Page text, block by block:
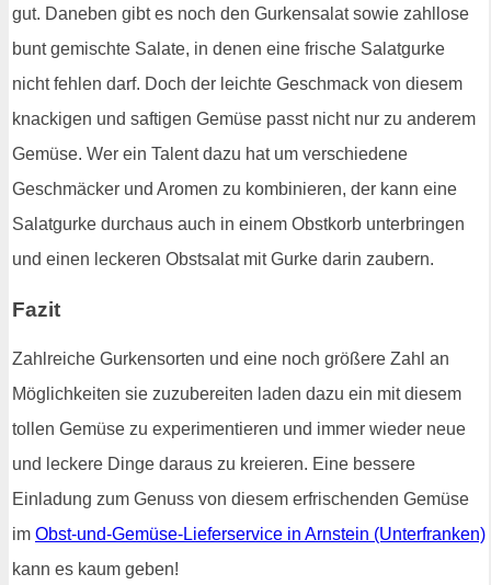
gut. Daneben gibt es noch den Gurkensalat sowie zahllose
bunt gemischte Salate, in denen eine frische Salatgurke
nicht fehlen darf. Doch der leichte Geschmack von diesem
knackigen und saftigen Gemüse passt nicht nur zu anderem
Gemüse. Wer ein Talent dazu hat um verschiedene
Geschmäcker und Aromen zu kombinieren, der kann eine
Salatgurke durchaus auch in einem Obstkorb unterbringen
und einen leckeren Obstsalat mit Gurke darin zaubern.
Fazit
Zahlreiche Gurkensorten und eine noch größere Zahl an
Möglichkeiten sie zuzubereiten laden dazu ein mit diesem
tollen Gemüse zu experimentieren und immer wieder neue
und leckere Dinge daraus zu kreieren. Eine bessere
Einladung zum Genuss von diesem erfrischenden Gemüse
im Obst-und-Gemüse-Lieferservice in Arnstein (Unterfranken)
kann es kaum geben!